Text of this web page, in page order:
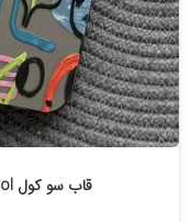
قاب سو کول So Cool کوبیسم آیفون کد-۱۰۸۳۱۳